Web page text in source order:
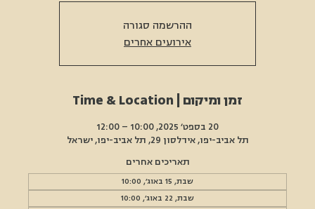
ההרשמה סגורה
אירועים אחרים
זמן ומיקום | Time & Location
20 בספט׳ 2025, 10:00 – 12:00
תל אביב-יפו, אידלסון 29, תל אביב-יפו, ישראל
תאריכים אחרים
שבת, 15 באוג׳, 10:00
שבת, 22 באוג׳, 10:00